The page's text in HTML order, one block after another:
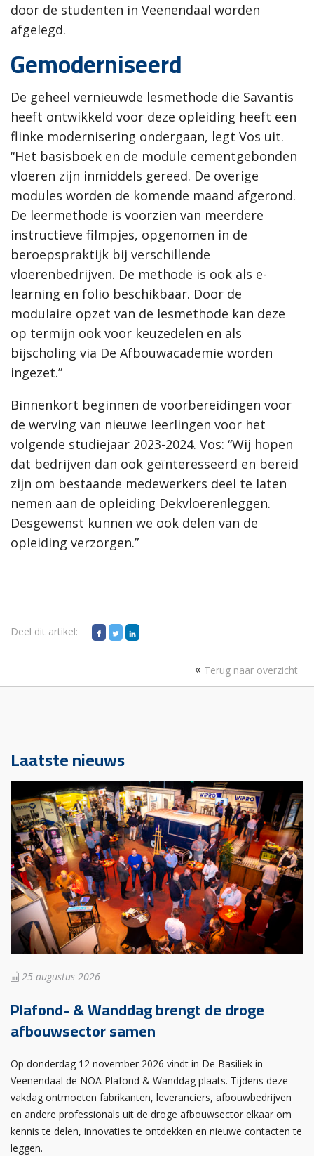
door de studenten in Veenendaal worden
afgelegd.
Gemoderniseerd
De geheel vernieuwde lesmethode die Savantis
heeft ontwikkeld voor deze opleiding heeft een
flinke modernisering ondergaan, legt Vos uit.
“Het basisboek en de module cementgebonden
vloeren zijn inmiddels gereed. De overige
modules worden de komende maand afgerond.
De leermethode is voorzien van meerdere
instructieve filmpjes, opgenomen in de
beroepspraktijk bij verschillende
vloerenbedrijven. De methode is ook als e-
learning en folio beschikbaar. Door de
modulaire opzet van de lesmethode kan deze
op termijn ook voor keuzedelen en als
bijscholing via De Afbouwacademie worden
ingezet.”
Binnenkort beginnen de voorbereidingen voor
de werving van nieuwe leerlingen voor het
volgende studiejaar 2023-2024. Vos: “Wij hopen
dat bedrijven dan ook geïnteresseerd en bereid
zijn om bestaande medewerkers deel te laten
nemen aan de opleiding Dekvloerenleggen.
Desgewenst kunnen we ook delen van de
opleiding verzorgen.”
Deel dit artikel:
Terug naar overzicht
Laatste nieuws
25 augustus 2026
Plafond- & Wanddag brengt de droge
afbouwsector samen
Op donderdag 12 november 2026 vindt in De Basiliek in
Veenendaal de NOA Plafond & Wanddag plaats. Tijdens deze
vakdag ontmoeten fabrikanten, leveranciers, afbouwbedrijven
en andere professionals uit de droge afbouwsector elkaar om
kennis te delen, innovaties te ontdekken en nieuwe contacten te
leggen.